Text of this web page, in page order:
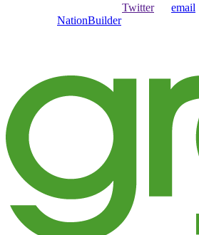
Twitterou email
NationBuilder